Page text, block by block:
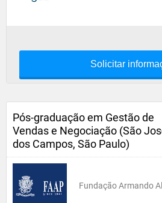
Solicitar
Pós-graduação em Gestão de
Vendas e Negociação (São
dos Campos, São Paulo)
Fundação Armando